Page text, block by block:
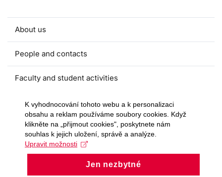
About us
People and contacts
Faculty and student activities
Projects and strategic partnerships
Documents
European sustainable development week
Currently
K vyhodnocování tohoto webu a k personalizaci
obsahu a reklam používáme soubory cookies. Když
klikněte na „přijmout cookies", poskytnete nám
souhlas k jejich uložení, správě a analýze.
Upravit možnosti
Jen nezbytné